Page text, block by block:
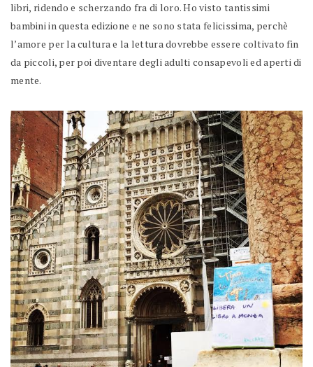
libri, ridendo e scherzando fra di loro. Ho visto tantissimi
bambini in questa edizione e ne sono stata felicissima, perchè
l’amore per la cultura e la lettura dovrebbe essere coltivato fin
da piccoli, per poi diventare degli adulti consapevoli ed aperti di
mente.